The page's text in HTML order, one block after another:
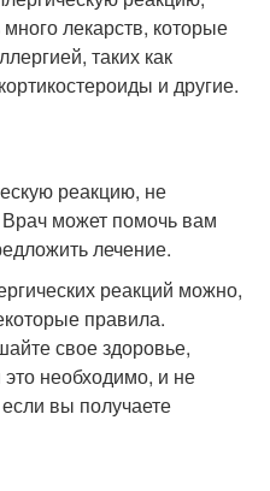
лекарств, которые
таких как
и другие.
реакцию, не
Врач может помочь вам
лечение.
реакций можно,
правила.
свое здоровье,
это необходимо, и не
вы получаете